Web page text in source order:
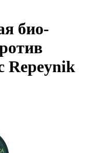
био-
Repeynik